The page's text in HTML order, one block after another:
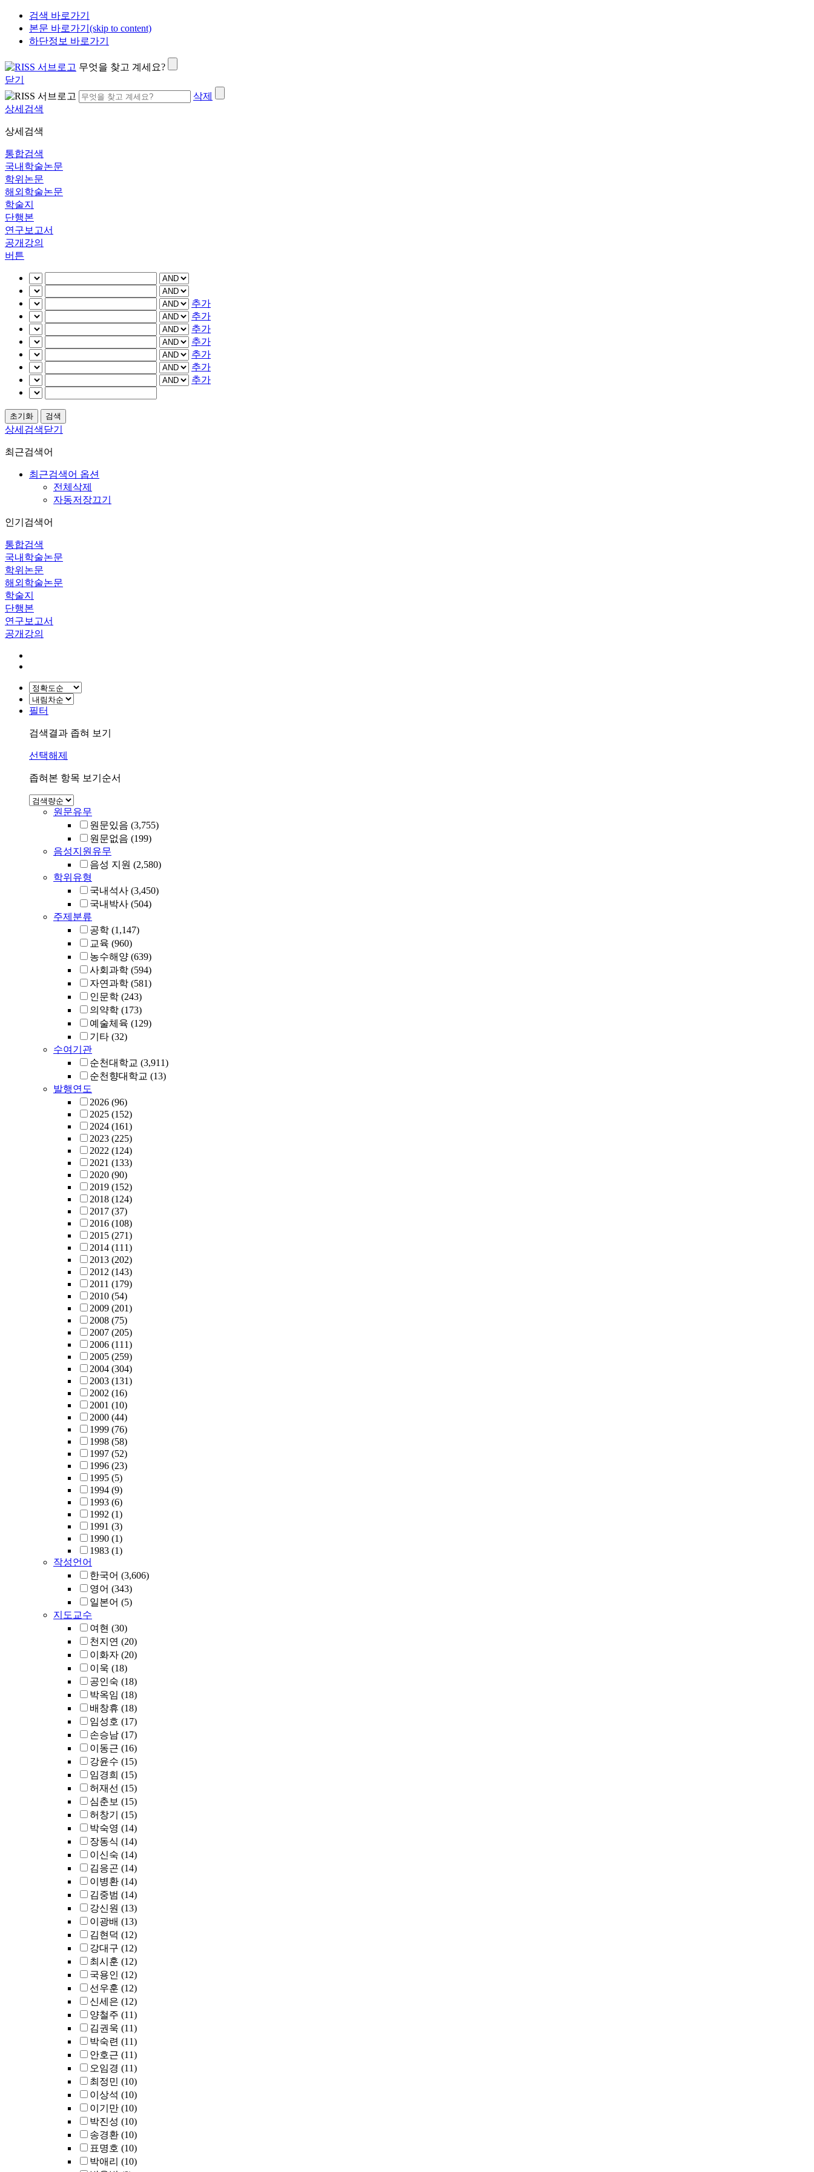
검색 바로가기
본문 바로가기(skip to content)
하단정보 바로가기
무엇을 찾고 계세요?
닫기
삭제
상세검색
상세검색
통합검색
국내학술논문
학위논문
해외학술논문
학술지
단행본
연구보고서
공개강의
버튼
추가
추가
추가
추가
추가
추가
추가
상세검색닫기
최근검색어
최근검색어 옵션
전체삭제
자동저장끄기
인기검색어
통합검색
국내학술논문
학위논문
해외학술논문
학술지
단행본
연구보고서
공개강의
필터
검색결과 좁혀 보기
선택해제
좁혀본 항목 보기순서
원문유무
원문있음 (3,755)
원문없음 (199)
음성지원유무
음성 지원 (2,580)
학위유형
국내석사 (3,450)
국내박사 (504)
주제분류
공학 (1,147)
교육 (960)
농수해양 (639)
사회과학 (594)
자연과학 (581)
인문학 (243)
의약학 (173)
예술체육 (129)
기타 (32)
수여기관
순천대학교 (3,911)
순천향대학교 (13)
발행연도
2026 (96)
2025 (152)
2024 (161)
2023 (225)
2022 (124)
2021 (133)
2020 (90)
2019 (152)
2018 (124)
2017 (37)
2016 (108)
2015 (271)
2014 (111)
2013 (202)
2012 (143)
2011 (179)
2010 (54)
2009 (201)
2008 (75)
2007 (205)
2006 (111)
2005 (259)
2004 (304)
2003 (131)
2002 (16)
2001 (10)
2000 (44)
1999 (76)
1998 (58)
1997 (52)
1996 (23)
1995 (5)
1994 (9)
1993 (6)
1992 (1)
1991 (3)
1990 (1)
1983 (1)
작성언어
한국어 (3,606)
영어 (343)
일본어 (5)
지도교수
여현 (30)
천지연 (20)
이화자 (20)
이욱 (18)
공인숙 (18)
박옥임 (18)
배창휴 (18)
임성호 (17)
손승남 (17)
이동근 (16)
강윤수 (15)
임경희 (15)
허재선 (15)
심춘보 (15)
허창기
(15)
박숙영 (14)
장동식 (14)
이신숙 (14)
김응곤 (14)
이병환 (14)
김중범 (14)
강신원 (13)
이광배 (13)
김현덕 (12)
강대구 (12)
최시훈 (12)
국용인 (12)
선우훈 (12)
신세은 (12)
양철주 (11)
김권욱 (11)
박숙련 (11)
안호근 (11)
오임경 (11)
최정민 (10)
이상석 (10)
이기만 (10)
박진성 (10)
송경환 (10)
표명호 (10)
박애리 (10)